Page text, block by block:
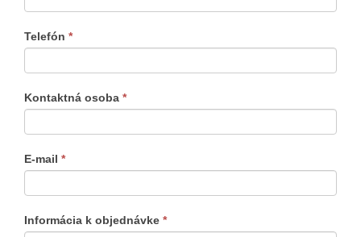
produkty
Telefón *
Kontaktná osoba *
E-mail *
Informácia k objednávke *